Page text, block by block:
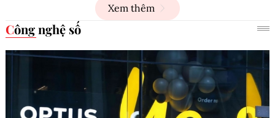
Xem thêm
Công nghệ số